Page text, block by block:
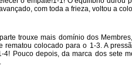
com toda a frieza, voltou a
trouxe mais domínio dos
rematou colocado para o 1-3. A
4! Pouco depois, da marca dos sete